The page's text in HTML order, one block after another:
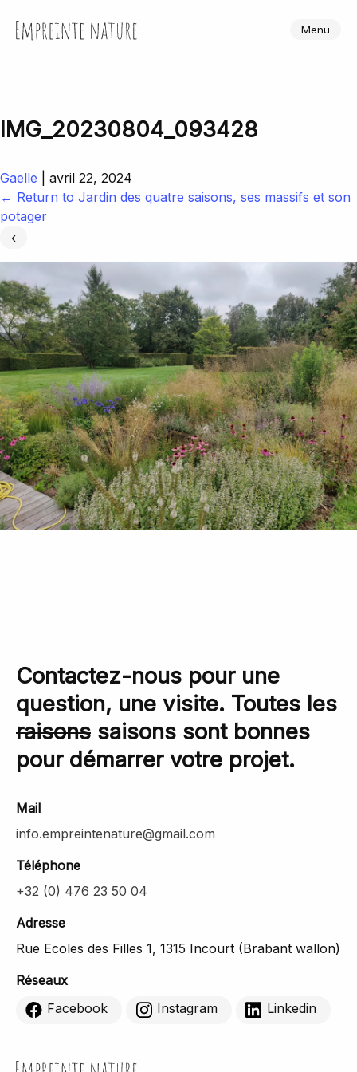
Empreinte Nature Menu
IMG_20230804_093428
Gaelle
avril 22, 2024
← Return to Jardin des quatre saisons, ses massifs et son
potager
‹
Contactez-nous pour une
question, une visite. Toutes les
raisons saisons sont bonnes
pour démarrer votre projet.
Mail
info.empreintenature@gmail.com
Téléphone
+32 (0) 476 23 50 04
Adresse
Rue Ecoles des Filles 1, 1315 Incourt (Brabant wallon)
Réseaux
Facebook
Instagram Linkedin